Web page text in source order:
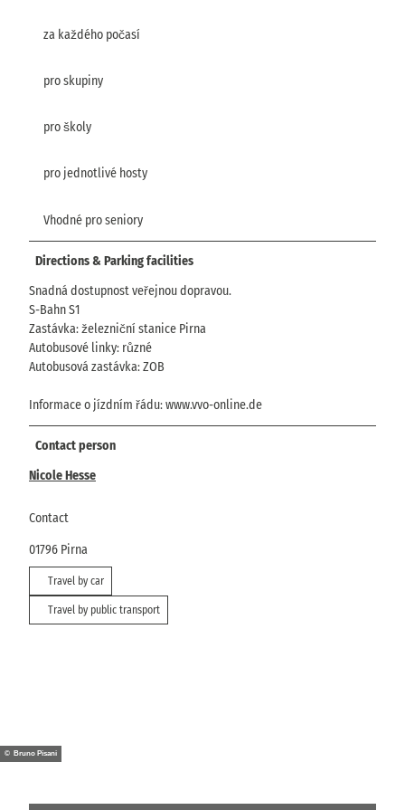
za každého počasí
pro skupiny
pro školy
pro jednotlivé hosty
Vhodné pro seniory
Directions & Parking facilities
Snadná dostupnost veřejnou dopravou.
S-Bahn S1
Zastávka: železniční stanice Pirna
Autobusové linky: různé
Autobusová zastávka: ZOB
Informace o jízdním řádu: www.vvo-online.de
Contact person
Nicole Hesse
Contact
01796 Pirna
Travel by car
Travel by public transport
© Bruno Pisani